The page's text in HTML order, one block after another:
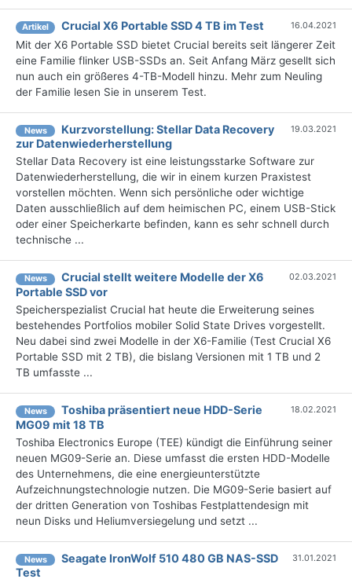
Artikel Crucial X6 Portable SSD 4 TB im Test 16.04.2021
Mit der X6 Portable SSD bietet Crucial bereits seit längerer Zeit
eine Familie flinker USB-SSDs an. Seit Anfang März gesellt sich
nun auch ein größeres 4-TB-Modell hinzu. Mehr zum Neuling
der Familie lesen Sie in unserem Test.
News
Kurzvorstellung: Stellar Data Recovery
zur Datenwiederherstellung
19.03.2021
Stellar Data Recovery ist eine leistungsstarke Software zur
Datenwiederherstellung, die wir in einem kurzen Praxistest
vorstellen möchten. Wenn sich persönliche oder wichtige
Daten ausschließlich auf dem heimischen PC, einem USB-Stick
oder einer Speicherkarte befinden, kann es sehr schnell durch
technische ...
News
Crucial stellt weitere Modelle der X6
Portable SSD vor
02.03.2021
Speicherspezialist Crucial hat heute die Erweiterung seines
bestehendes Portfolios mobiler Solid State Drives vorgestellt.
Neu dabei sind zwei Modelle in der X6-Familie (Test Crucial X6
Portable SSD mit 2 TB), die bislang Versionen mit 1 TB und 2
TB umfasste ...
News
Toshiba präsentiert neue HDD-Serie
MG09 mit 18 TB
18.02.2021
Toshiba Electronics Europe (TEE) kündigt die Einführung seiner
neuen MG09-Serie an. Diese umfasst die ersten HDD-Modelle
des Unternehmens, die eine energieunterstützte
Aufzeichnungstechnologie nutzen. Die MG09-Serie basiert auf
der dritten Generation von Toshibas Festplattendesign mit
neun Disks und Heliumversiegelung und setzt ...
News
Seagate IronWolf 510 480 GB NAS-SSD
Test
31.01.2021